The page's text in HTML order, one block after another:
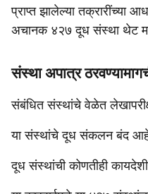
प्राप्त झालेल्या तक्रारींच्या
अचानक ४२७ दूध संस्था थेट
संस्था अपात्र
संबंधित संस्थांचे वेळेत
या संस्थांचे दूध संकलन बंद
दूध संस्थांची कोणतीही